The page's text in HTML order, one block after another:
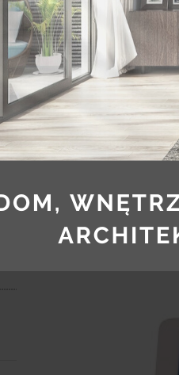
JAK ZMIENIĆ SWÓJ ZWYKŁY
JAK
DOM